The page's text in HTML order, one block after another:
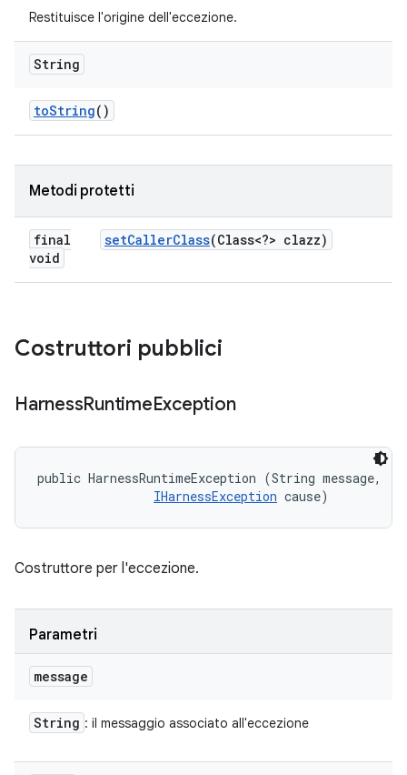
Restituisce l'origine dell'eccezione.
String
toString()
Metodi protetti
final
void
setCallerClass(Class<?> clazz)
Costruttori pubblici
HarnessRuntimeException
public HarnessRuntimeException (String message,
IHarnessException cause)
Costruttore per l'eccezione.
Parametri
message
String : il messaggio associato all'eccezione